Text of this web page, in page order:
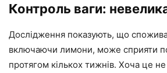
Контроль ваги:
Дослідження показують, що
включаючи лимони, може сприяти
протягом кількох тижнів. Хоча це не